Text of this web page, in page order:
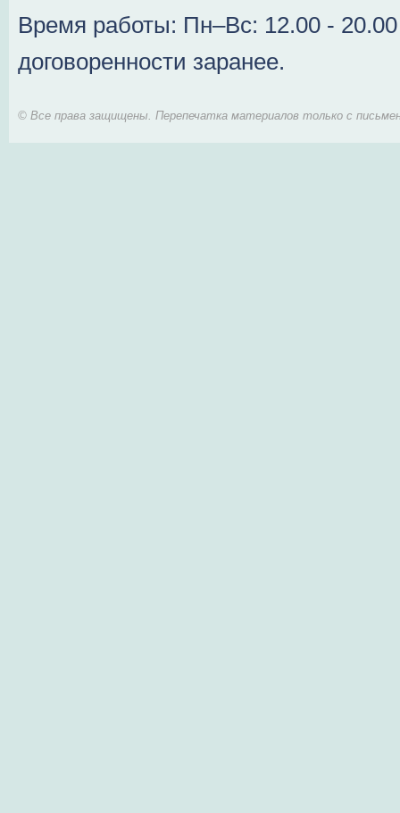
Время работы: Пн–Вс: 12.00 -
договоренности заранее.
© Все права защищены. Перепечатка материалов только с